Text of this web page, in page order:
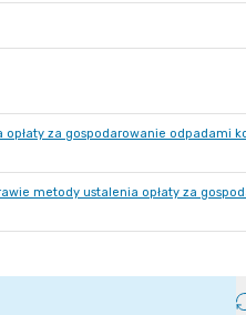
opłaty za gospodarowanie odpadami
metody ustalenia opłaty za